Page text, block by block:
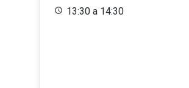
13:30 a 14:30